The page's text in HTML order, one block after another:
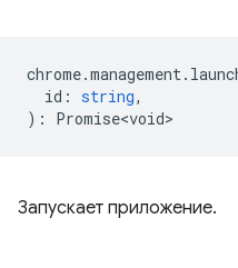
chrome.management.
id : string,
) : Promise<void>
Запускает приложение.